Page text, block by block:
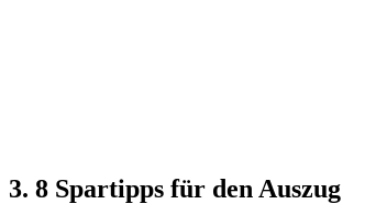
3. 8 Spartipps für den Auszug